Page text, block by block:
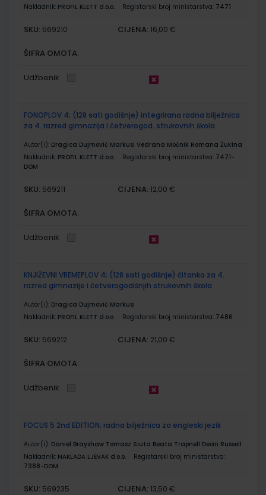
Nakladnik: PROFIL KLETT d.o.o. Registarski broj ministarstva: 7471
SKU: 569210 CIJENA: 16,00 €
ŠIFRA OMOTA:
Udžbenik
FONOPLOV 4; (128 sati godišnje) integrirana radna bilježnica
za 4. razred gimnazija i četverogod. strukovnih škola
Autor(i): Dragica Dujmović Markusi Vedrana Močnik Romana Žukina
Nakladnik: PROFIL KLETT d.o.o. Registarski broj ministarstva: 7471-
DOM
SKU: 569211 CIJENA: 12,00 €
ŠIFRA OMOTA:
Udžbenik
KNJIŽEVNI VREMEPLOV 4; (128 sati godišnje) čitanka za 4.
razred gimnazije i četverogodišnjih strukovnih škola
Autor(i): Dragica Dujmović Markusi
Nakladnik: PROFIL KLETT d.o.o. Registarski broj ministarstva: 7486
SKU: 569212 CIJENA: 21,00 €
ŠIFRA OMOTA:
Udžbenik
FOCUS 5 2nd EDITION; radna bilježnica za engleski jezik
Autor(i): Daniel Brayshaw Tomasz Siuta Beata Trapnell Dean Russell
Nakladnik: NAKLADA LJEVAK d.o.o.
Registarski broj ministarstva:
7388-DOM
SKU: 569235 CIJENA: 13,50 €